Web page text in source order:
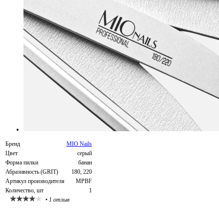
Бренд
MIO Nails
Цвет
серый
Форма пилки
банан
Абразивность (GRIT)
180, 220
Артикул производителя
MPBF
Количество, шт
1
• 1 отзыв